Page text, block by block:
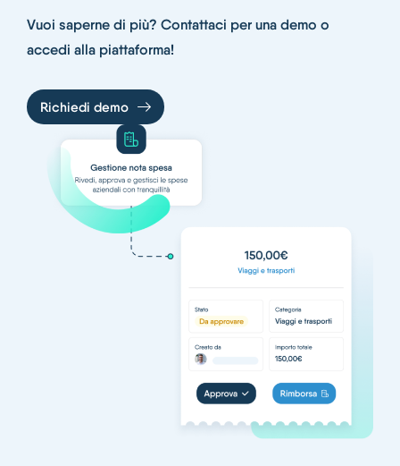
Vuoi saperne di più? Contattaci per una demo o
accedi alla piattaforma!
Richiedi demo